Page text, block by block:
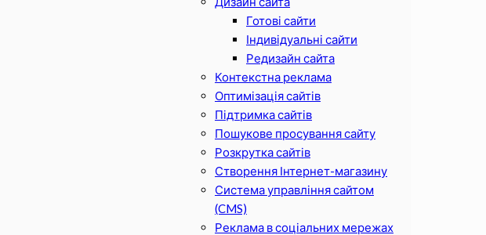
Готові сайти
Індивідуальні сайти
Редизайн сайта
Контекстна реклама
Оптимізація сайтів
Підтримка сайтів
Пошукове просування сайту
Розкрутка сайтів
Створення Інтернет-магазину
Система управління сайтом
(CMS)
Реклама в соціальних мережах